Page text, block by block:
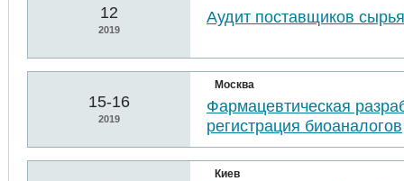
12
2019
Аудит поставщиков
15-16
2019
Москва
Фармацевтическая
регистрация биоаналогов
Киев